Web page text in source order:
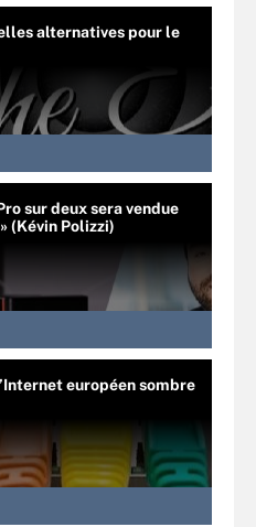
alternatives pour le
sur deux sera vendue
(Kévin Polizzi)
européen sombre